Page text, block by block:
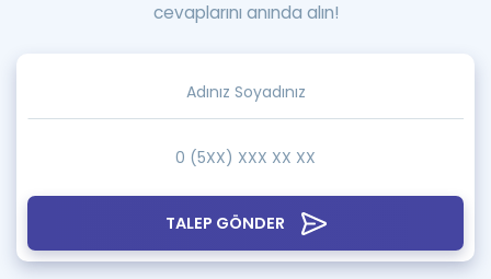
TALEP GÖNDER
cevaplarını anında alın!